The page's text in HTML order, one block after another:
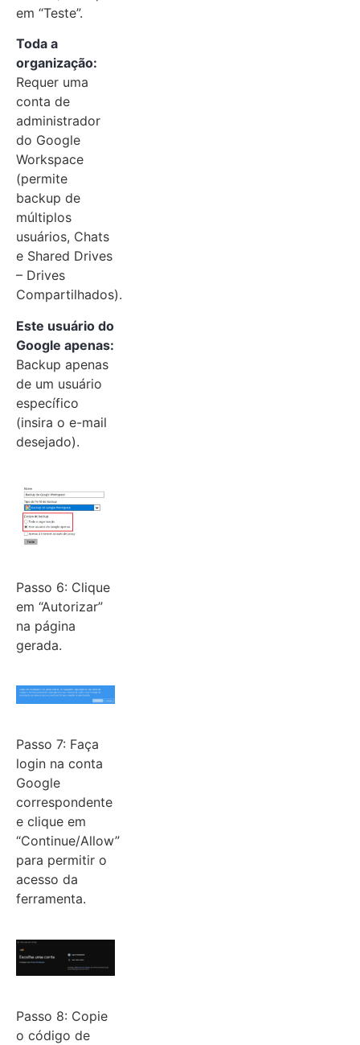
em “Teste”.
Toda a
organização:
Requer uma
conta de
administrador
do Google
Workspace
(permite
backup de
múltiplos
usuários, Chats
e Shared Drives
– Drives
Compartilhados).
Este usuário do
Google apenas:
Backup apenas
de um usuário
específico
(insira o e-mail
desejado).
Passo 6: Clique
em “Autorizar”
na página
gerada.
Passo 7: Faça
login na conta
Google
correspondente
e clique em
“Continue/Allow”
para permitir o
acesso da
ferramenta.
Passo 8: Copie
o código de